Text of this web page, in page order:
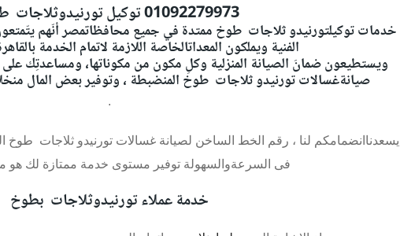
توكيل تورنيدوثلاجات01092279973
خدمات توكيلتورنيدو ثلاجات طوخ ممتدة في جميع محافظاتمصر أنّهم يتّمتعون
الفنية ويملكون المعداتالخاصة اللازمة لاتمام الخدمة
ويستطيعون ضمانَ الصيانة المنزلية وكلِ مكون من مكوناتها، ومساعدتِك على
المنضبطة ، وتوفير بعض المالصيانةغسالات تورنيدو ثلاجات طوخ
.
يسعدناانضمامكم لنا ، رقم الخط الساخن لصيانة غسالات تورنيدو ثلاجات
فى السرعةوالسهولة توفير مستوى خدمة ممتازة لك هو
خدمة عملاء تورنيدوثلاجات بطوخ